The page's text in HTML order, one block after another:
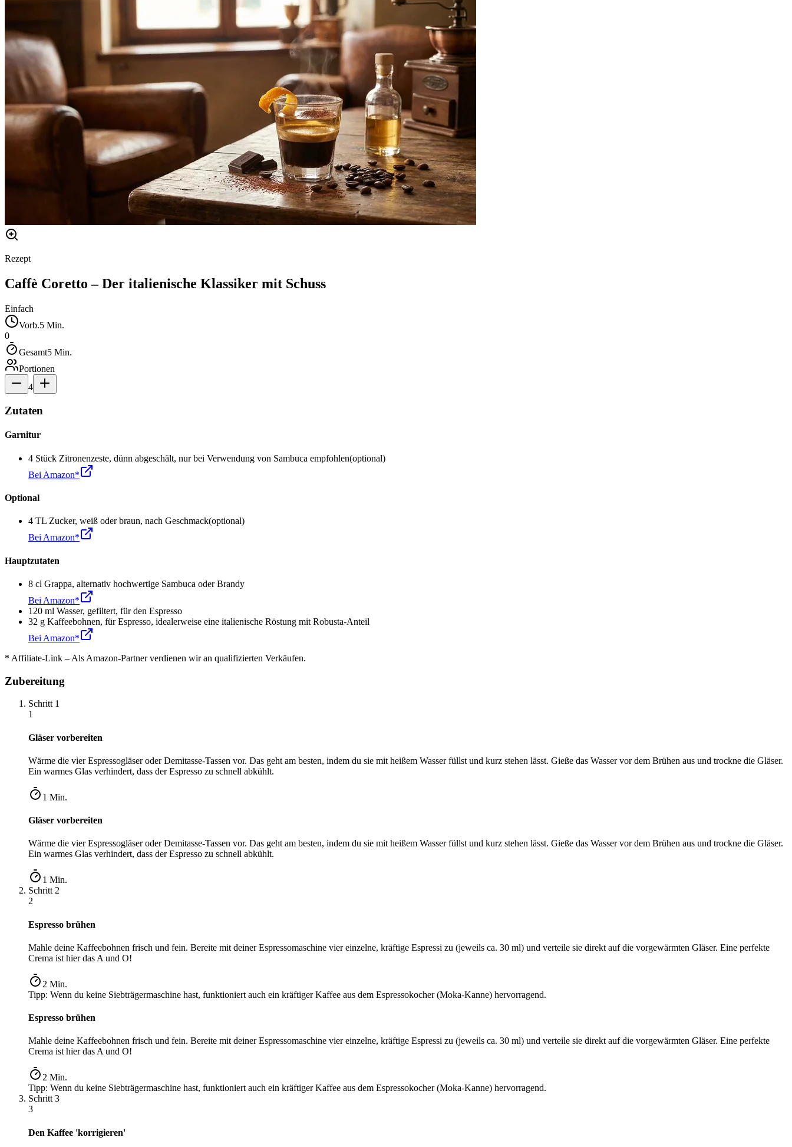
Rezept
Caffè Coretto – Der italienische Klassiker mit Schuss
Einfach
Vorb.5 Min.
0
Gesamt5 Min.
Portionen
4
Zutaten
Garnitur
4 Stück Zitronenzeste, dünn abgeschält, nur bei Verwendung von Sambuca empfohlen(optional)
Bei Amazon*
Optional
4 TL Zucker, weiß oder braun, nach Geschmack(optional)
Bei Amazon*
Hauptzutaten
8 cl Grappa, alternativ hochwertige Sambuca oder Brandy
Bei Amazon*
120 ml Wasser, gefiltert, für den Espresso
32 g Kaffeebohnen, für Espresso, idealerweise eine italienische Röstung mit Robusta-Anteil
Bei Amazon*
* Affiliate-Link – Als Amazon-Partner verdienen wir an qualifizierten Verkäufen.
Zubereitung
Schritt 1
1
Gläser vorbereiten
Wärme die vier Espressogläser oder Demitasse-Tassen vor. Das geht am besten, indem du sie mit heißem Wasser füllst und kurz stehen lässt. Gieße das Wasser vor dem Brühen aus und trockne die Gläser.
Ein warmes Glas verhindert, dass der Espresso zu schnell abkühlt.
1 Min.
Gläser vorbereiten
Wärme die vier Espressogläser oder Demitasse-Tassen vor. Das geht am besten, indem du sie mit heißem Wasser füllst und kurz stehen lässt. Gieße das Wasser vor dem Brühen aus und trockne die Gläser.
Ein warmes Glas verhindert, dass der Espresso zu schnell abkühlt.
1 Min.
Schritt 2
2
Espresso brühen
Mahle deine Kaffeebohnen frisch und fein. Bereite mit deiner Espressomaschine vier einzelne, kräftige Espressi zu (jeweils ca. 30 ml) und verteile sie direkt auf die vorgewärmten Gläser. Eine perfekte
Crema ist hier das A und O!
2 Min.
Tipp: Wenn du keine Siebträgermaschine hast, funktioniert auch ein kräftiger Kaffee aus dem Espressokocher (Moka-Kanne) hervorragend.
Espresso brühen
Mahle deine Kaffeebohnen frisch und fein. Bereite mit deiner Espressomaschine vier einzelne, kräftige Espressi zu (jeweils ca. 30 ml) und verteile sie direkt auf die vorgewärmten Gläser. Eine perfekte
Crema ist hier das A und O!
2 Min.
Tipp: Wenn du keine Siebträgermaschine hast, funktioniert auch ein kräftiger Kaffee aus dem Espressokocher (Moka-Kanne) hervorragend.
Schritt 3
3
Den Kaffee 'korrigieren'